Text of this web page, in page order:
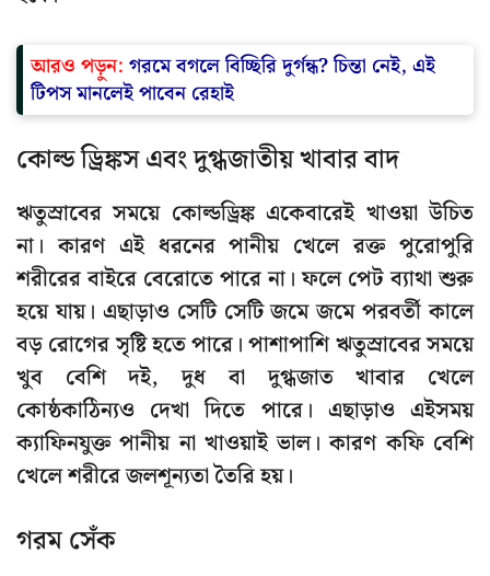
আরও পড়ুন: গরমে বগলে বিচ্ছিরি দুর্গন্ধ? চিন্তা নেই, এই
টিপস মানলেই পাবেন রেহাই
কোল্ড ড্রিঙ্কস এবং দুগ্ধজাতীয় খাবার বাদ
ঋতুস্রাবের সময়ে কোল্ডড্রিঙ্ক একেবারেই খাওয়া উচিত
না। কারণ এই ধরনের পানীয় খেলে রক্ত পুরোপুরি
শরীরের বাইরে বেরোতে পারে না। ফলে পেট ব্যাথা শুরু
হয়ে যায়। এছাড়াও সেটি সেটি জমে জমে পরবর্তী কালে
বড় রোগের সৃষ্টি হতে পারে। পাশাপাশি ঋতুস্রাবের সময়ে
খুব বেশি দই, দুধ বা দুগ্ধজাত খাবার খেলে
কোষ্ঠকাঠিন্যও দেখা দিতে পারে। এছাড়াও এইসময়
ক্যাফিনযুক্ত পানীয় না খাওয়াই ভাল। কারণ কফি বেশি
খেলে শরীরে জলশূন্যতা তৈরি হয়।
গরম সেঁক